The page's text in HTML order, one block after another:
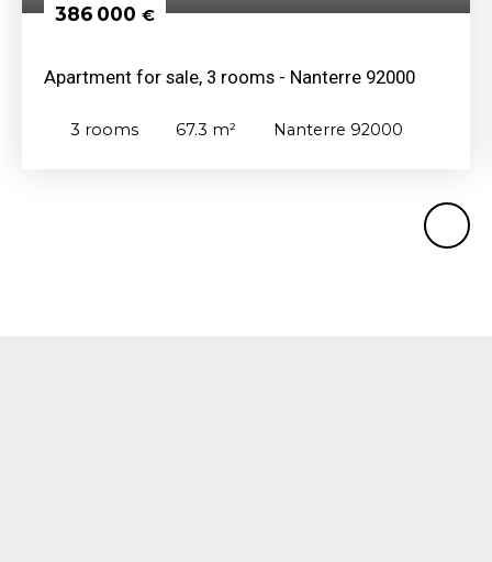
386 000 €
Apartment for sale, 3 rooms - Nanterre 92000
3 rooms 67.3 m² Nanterre 92000